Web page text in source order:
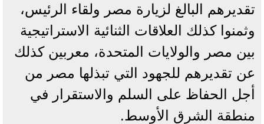
تقديرهم البالغ لزيارة مصر ولقاء الرئيس،
وثمنوا كذلك العلاقات الثنائية الاستراتيجية
بين مصر والولايات المتحدة، معربين كذلك
عن تقديرهم للجهود التي تبذلها مصر من
أجل الحفاظ على السلم والاستقرار في
منطقة الشرق الأوسط.